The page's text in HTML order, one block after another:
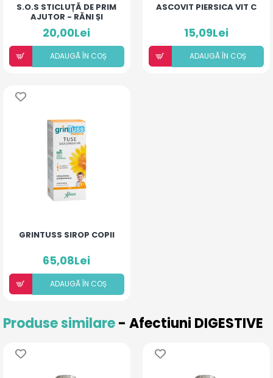
S.O.S STICLUȚĂ DE PRIM
AJUTOR - RĂNI ȘI
ARSURI
20,00Lei
ADAUGÃ ÎN COȘ
ASCOVIT PIERSICA VIT C
15,09Lei
ADAUGÃ ÎN COȘ
GRINTUSS SIROP COPII
65,08Lei
ADAUGÃ ÎN COȘ
Produse similare- Afectiuni DIGESTIVE